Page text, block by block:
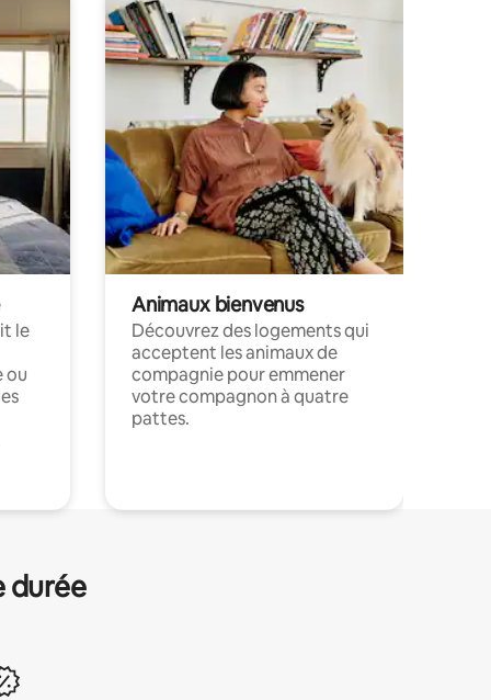
le
ou
Animaux bienvenus
Découvrez des logements qui
acceptent les animaux de
compagnie pour emmener
votre compagnon à quatre
pattes.
durée